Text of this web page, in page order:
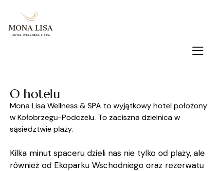
O hotelu
Mona Lisa Wellness & SPA to wyjątkowy hotel położony
w Kołobrzegu-Podczelu. To zaciszna dzielnica w
sąsiedztwie plaży.
Kilka minut spaceru dzieli nas nie tylko od plaży, ale
również od Ekoparku Wschodniego oraz rezerwatu